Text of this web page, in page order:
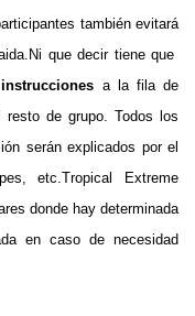
también evitará
que decir tiene que
instrucciones a la fila de
resto de grupo. Todos los
serán explicados por el
etc.Tropical Extreme
donde hay determinada
en caso de necesidad